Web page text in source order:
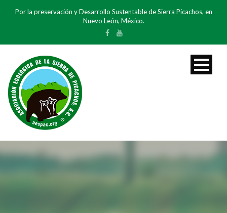
Por la preservación y Desarrollo Sustentable de Sierra Picachos, en
Nuevo León, México.